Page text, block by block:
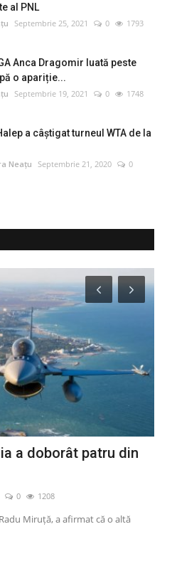
al PNL
Septembrie 25, 2021 0 1793
Anca Dragomir luată peste
o apariție...
Septembrie 19, 2021 0 1748
a câştigat turneul WTA de la
Neațu Septembrie 21, 2020
0
a doborât patru din
0 1208
Miruță, a afirmat că o altă